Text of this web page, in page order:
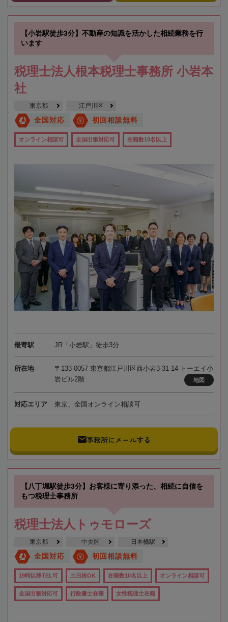
【小岩駅徒歩3分】不動産の知識を活かした相続業務を行
います
税理士法人根本税理士事務所 小岩本
社
東京都 江戸川区
全国対応 初回相談無料
オンライン相談可 全国出張対応可 在籍数10名以上
最寄駅 JR「小岩駅」徒歩3分
所在地
〒133-0057 東京都江戸川区西小岩3-31-14 トーエイ小
岩ビル2階
地図
対応エリア 東京、全国オンライン相談可
事務所にメールする
【八丁堀駅徒歩3分】お客様に寄り添った、相続に自信を
もつ税理士事務所
税理士法人トゥモローズ
東京都 中央区 日本橋駅
全国対応 初回相談無料
19時以降TEL可 土日祝OK 在籍数10名以上 オンライン相談可
全国出張対応可 行政書士在籍 女性税理士在籍